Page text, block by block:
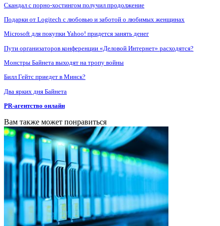
Скандал с порно-хостингом получил продолжение
Подарки от Logitech с любовью и заботой о любимых женщинах
Microsoft для покупки Yahoo! придется занять денег
Пути организаторов конференции «Деловой Интернет» расходятся?
Монстры Байнета выходят на тропу войны
Билл Гейтс приедет в Минск?
Два ярких дня Байнета
PR-агентство онлайн
Вам также может понравиться